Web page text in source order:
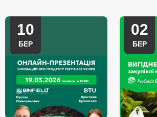
10
БЕР
02
БЕР